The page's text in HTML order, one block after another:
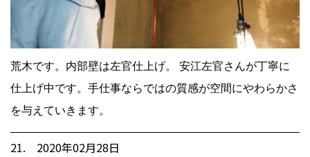
荒木です。内部壁は左官仕上げ。 安江左官さんが丁寧に
仕上げ中です。手仕事ならではの質感が空間にやわらかさ
を与えていきます。
21. 2020年02月28日